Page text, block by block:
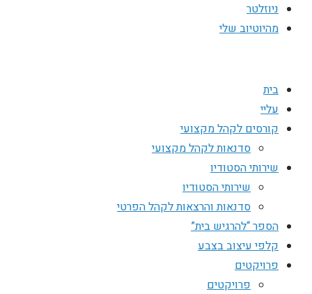
ניוזלטר
מהיוטיוב שלי
בית
עליי
קורסים לקהל מקצועי
סדנאות לקהל מקצועי
שירותי הסטודיו
שירותי הסטודיו
סדנאות והרצאות לקהל הפרטי
הספר “להרגיש בית”
קלפי עיצוב בצבע
פרויקטים
פרויקטים